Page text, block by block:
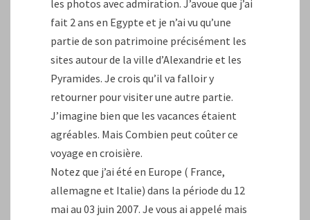
les photos avec admiration. J’avoue que j’ai
fait 2 ans en Egypte et je n’ai vu qu’une
partie de son patrimoine précisément les
sites autour de la ville d’Alexandrie et les
Pyramides. Je crois qu’il va falloir y
retourner pour visiter une autre partie.
J’imagine bien que les vacances étaient
agréables. Mais Combien peut coûter ce
voyage en croisière.
Notez que j’ai été en Europe ( France,
allemagne et Italie) dans la période du 12
mai au 03 juin 2007. Je vous ai appelé mais